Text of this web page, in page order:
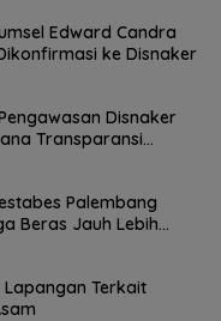
Edward Candra
ke Disnaker
Disnaker
Transparansi
Palembang
Beras Jauh Lebih
Lapangan Terkait